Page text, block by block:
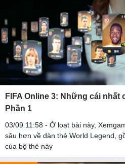
FIFA Online 3: Những cái nhất
Phần 1
03/09 11:58 - Ở loạt bài này,
sâu hơn về dàn thẻ World Legend,
của bộ thẻ này